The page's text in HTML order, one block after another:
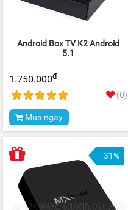
Android Box TV K2 Android
5.1
1.750.000đ
(0)
Mua ngay
-31%